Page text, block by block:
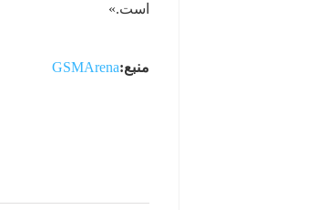
است.»
منبع:GSMArena